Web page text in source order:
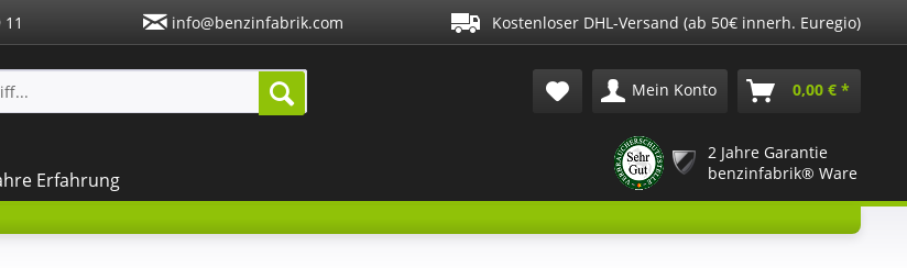
info@benzinfabrik.com Kostenloser DHL-Versand (ab 50€ innerh. Euregio)
Mein Konto 0,00 € *
Erfahrung
2 Jahre Garantie
benzinfabrik® Ware